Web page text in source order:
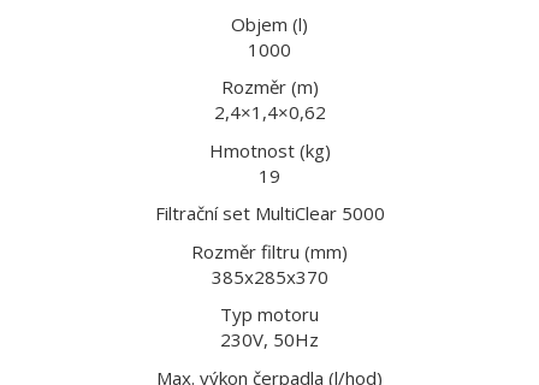
Objem (l)
1000
Rozměr (m)
2,4×1,4×0,62
Hmotnost (kg)
19
Filtrační set MultiClear 5000
Rozměr filtru (mm)
385x285x370
Typ motoru
230V, 50Hz
Max. výkon čerpadla (l/hod)